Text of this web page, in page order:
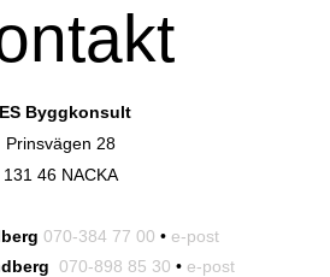
Byggkonsult
Prinsvägen 28
131 46 NACKA
070-384 77 00 • e-post
070-898 85 30 • e-post